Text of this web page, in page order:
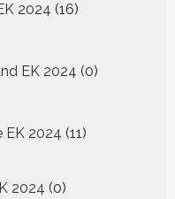
2024 16
producten
EK 2024 0
producten
EK 2024 11
producten
2024 00